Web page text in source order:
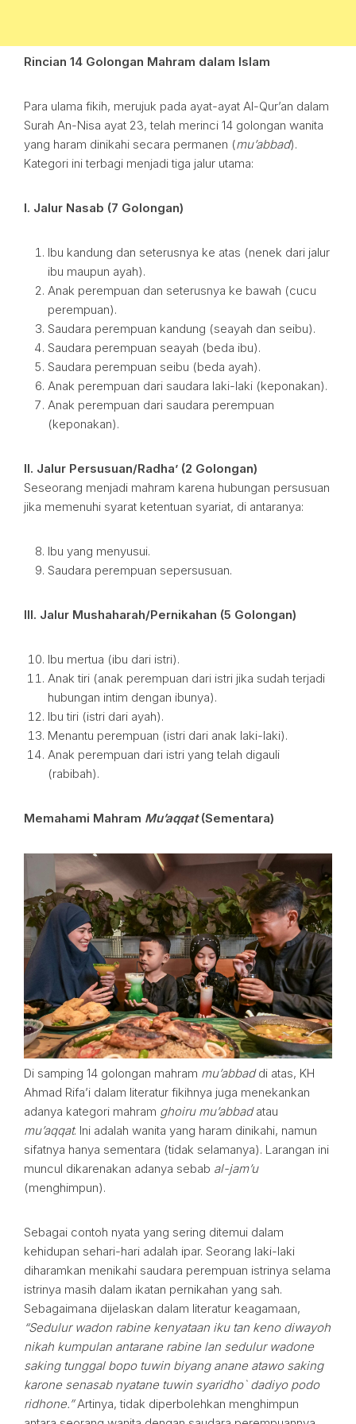
Rincian 14 Golongan Mahram dalam Islam
Para ulama fikih, merujuk pada ayat-ayat Al-Qur’an dalam
Surah An-Nisa ayat 23, telah merinci 14 golongan wanita
yang haram dinikahi secara permanen (mu’abbad).
Kategori ini terbagi menjadi tiga jalur utama:
I. Jalur Nasab (7 Golongan)
Ibu kandung dan seterusnya ke atas (nenek dari jalur
ibu maupun ayah).
Anak perempuan dan seterusnya ke bawah (cucu
perempuan).
Saudara perempuan kandung (seayah dan seibu).
Saudara perempuan seayah (beda ibu).
Saudara perempuan seibu (beda ayah).
Anak perempuan dari saudara laki-laki (keponakan).
Anak perempuan dari saudara perempuan
(keponakan).
II. Jalur Persusuan/Radha’ (2 Golongan)
Seseorang menjadi mahram karena hubungan persusuan
jika memenuhi syarat ketentuan syariat, di antaranya:
Ibu yang menyusui.
Saudara perempuan sepersusuan.
III. Jalur Mushaharah/Pernikahan (5 Golongan)
Ibu mertua (ibu dari istri).
Anak tiri (anak perempuan dari istri jika sudah terjadi
hubungan intim dengan ibunya).
Ibu tiri (istri dari ayah).
Menantu perempuan (istri dari anak laki-laki).
Anak perempuan dari istri yang telah digauli
(rabibah).
Memahami Mahram Mu’aqqat(Sementara)
Di samping 14 golongan mahram mu’abbaddi atas, KH
Ahmad Rifa’i dalam literatur fikihnya juga menekankan
adanya kategori mahram ghoiru mu’abbadatau
mu’aqqat. Ini adalah wanita yang haram dinikahi, namun
sifatnya hanya sementara (tidak selamanya). Larangan ini
muncul dikarenakan adanya sebab al-jam’u
(menghimpun).
Sebagai contoh nyata yang sering ditemui dalam
kehidupan sehari-hari adalah ipar. Seorang laki-laki
diharamkan menikahi saudara perempuan istrinya selama
istrinya masih dalam ikatan pernikahan yang sah.
Sebagaimana dijelaskan dalam literatur keagamaan,
“Sedulur wadon rabine kenyataan iku tan keno diwayoh
nikah kumpulan antarane rabine lan sedulur wadone
saking tunggal bopo tuwin biyang anane atawo saking
karone senasab nyatane tuwin syaridho` dadiyo podo
ridhone.”Artinya, tidak diperbolehkan menghimpun